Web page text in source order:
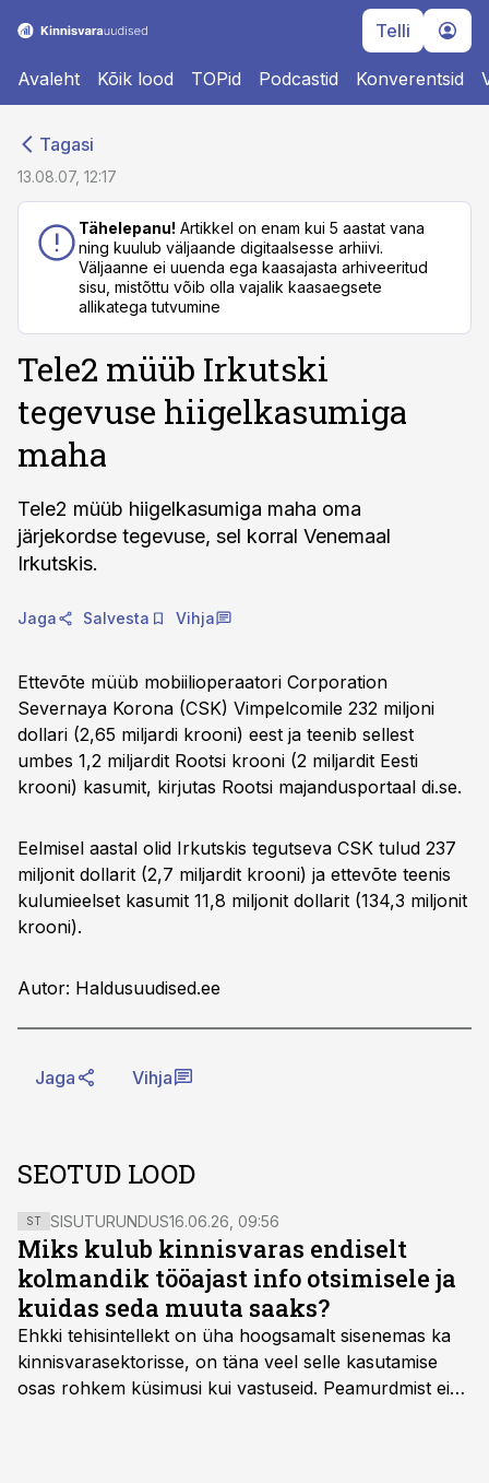
Telli
Avaleht Kõik lood TOPid Podcastid Konverentsid
Tagasi
13.08.07, 12:17
Tähelepanu! Artikkel on enam kui 5 aastat vana
ning kuulub väljaande digitaalsesse arhiivi.
Väljaanne ei uuenda ega kaasajasta arhiveeritud
sisu, mistõttu võib olla vajalik kaasaegsete
allikatega tutvumine
Tele2 müüb Irkutski
tegevuse hiigelkasumiga
maha
Tele2 müüb hiigelkasumiga maha oma
järjekordse tegevuse, sel korral Venemaal
Irkutskis.
Jaga Salvesta Vihja
Ettevõte müüb mobiilioperaatori Corporation
Severnaya Korona (CSK) Vimpelcomile 232 miljoni
dollari (2,65 miljardi krooni) eest ja teenib sellest
umbes 1,2 miljardit Rootsi krooni (2 miljardit Eesti
krooni) kasumit, kirjutas Rootsi majandusportaal di.se.
Eelmisel aastal olid Irkutskis tegutseva CSK tulud 237
miljonit dollarit (2,7 miljardit krooni) ja ettevõte teenis
kulumieelset kasumit 11,8 miljonit dollarit (134,3 miljonit
krooni).
Autor: Haldusuudised.ee
Jaga Vihja
SEOTUD LOOD
ST SISUTURUNDUS16.06.26, 09:56
Miks kulub kinnisvaras endiselt
kolmandik tööajast info otsimisele ja
kuidas seda muuta saaks?
Ehkki tehisintellekt on üha hoogsamalt sisenemas ka
kinnisvarasektorisse, on täna veel selle kasutamise
osas rohkem küsimusi kui vastuseid. Peamurdmist ei